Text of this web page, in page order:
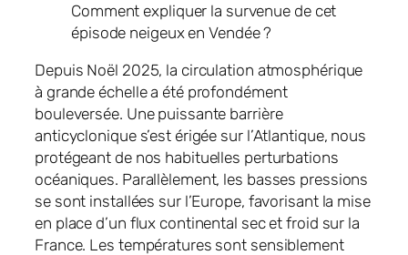
Comment expliquer la survenue de cet
épisode neigeux en Vendée ?
Depuis Noël 2025, la circulation atmosphérique
à grande échelle a été profondément
bouleversée. Une puissante barrière
anticyclonique s’est érigée sur l’Atlantique, nous
protégeant de nos habituelles perturbations
océaniques. Parallèlement, les basses pressions
se sont installées sur l’Europe, favorisant la mise
en place d’un flux continental sec et froid sur la
France. Les températures sont sensiblement